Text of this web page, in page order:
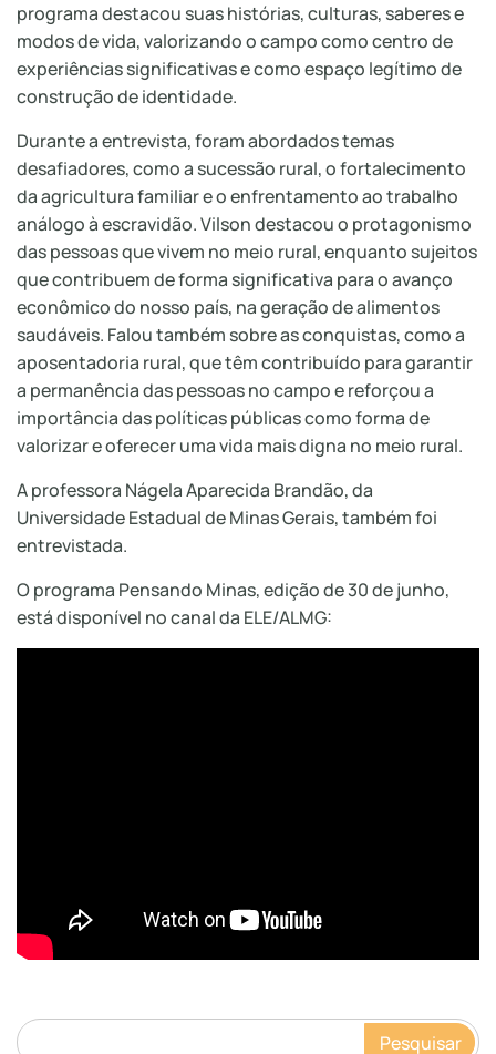
programa destacou suas histórias, culturas, saberes e
modos de vida, valorizando o campo como centro de
experiências significativas e como espaço legítimo de
construção de identidade.
Durante a entrevista, foram abordados temas
desafiadores, como a sucessão rural, o fortalecimento
da agricultura familiar e o enfrentamento ao trabalho
análogo à escravidão. Vilson destacou o protagonismo
das pessoas que vivem no meio rural, enquanto sujeitos
que contribuem de forma significativa para o avanço
econômico do nosso país, na geração de alimentos
saudáveis. Falou também sobre as conquistas, como a
aposentadoria rural, que têm contribuído para garantir
a permanência das pessoas no campo e reforçou a
importância das políticas públicas como forma de
valorizar e oferecer uma vida mais digna no meio rural.
A professora Nágela Aparecida Brandão, da
Universidade Estadual de Minas Gerais, também foi
entrevistada.
O programa Pensando Minas, edição de 30 de junho,
está disponível no canal da ELE/ALMG:
Pesquisar